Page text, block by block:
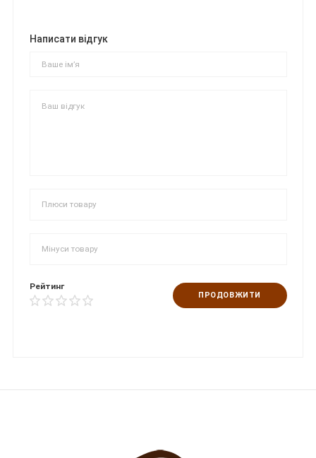
Написати відгук
Рейтинг
ПРОДОВЖИТИ